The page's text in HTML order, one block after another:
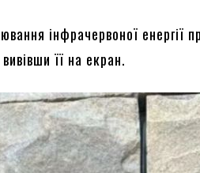
інфрачервоної енергії
її на екран.